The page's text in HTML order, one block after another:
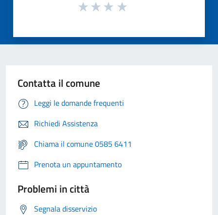
Contatta il comune
Leggi le domande frequenti
Richiedi Assistenza
Chiama il comune 0585 6411
Prenota un appuntamento
Problemi in città
Segnala disservizio